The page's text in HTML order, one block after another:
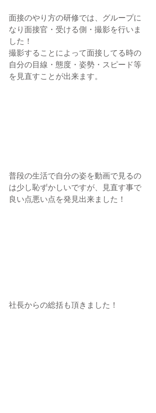
面接のやり方の研修では、グループに
なり面接官・受ける側・撮影を行いま
した！
撮影することによって面接してる時の
自分の目線・態度・姿勢・スピード等
を見直すことが出来ます。
普段の生活で自分の姿を動画で見るの
は少し恥ずかしいですが、見直す事で
良い点悪い点を発見出来ました！
社長からの総括も頂きました！